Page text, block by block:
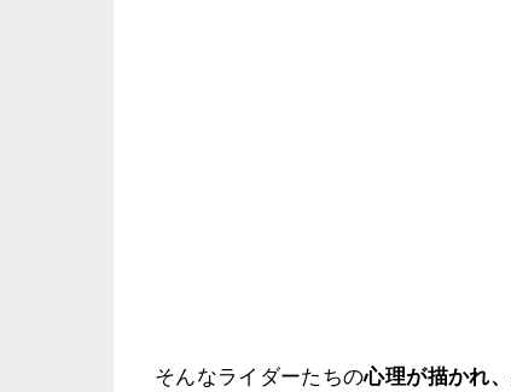
そんなライダーたちの心理が描かれ